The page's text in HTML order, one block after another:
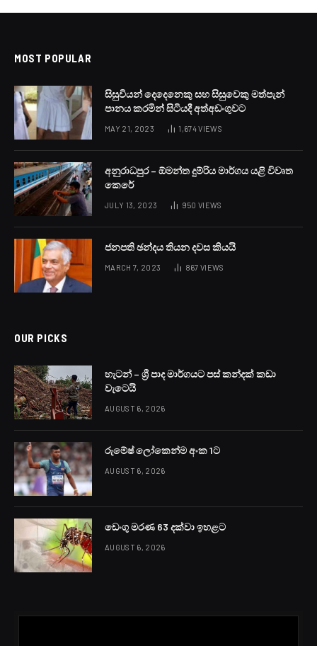
MOST POPULAR
සිසුවියන් දෙදෙනෙකු සහ සිසුවෙකු මත්පැන්
පානය කරමින් සිටියදී අත්අඩංගුවට
MAY 21, 2023 1,674VIEWS
අනුරාධපුර – ඕමන්ත දුම්රිය මාර්ගය යළි විවෘත
කෙරේ
JULY 13, 2023 950 VIEWS
ජනපති ඡන්දය තියන දවස කියයි
MARCH 7, 2023 867 VIEWS
OUR PICKS
හැටන් – ශ්‍රී පාද මාර්ගයට පස් කන්දක් කඩා
වැටෙයි
AUGUST 6, 2026
රුමේෂ් ලෝකෙන්ම අංක 1ට
AUGUST 6, 2026
ඩෙංගු මරණ 63 දක්වා ඉහළට
AUGUST 6, 2026